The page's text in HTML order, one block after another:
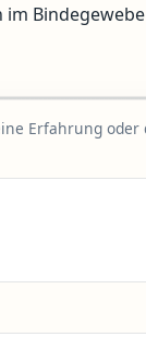
Erfahrung oder